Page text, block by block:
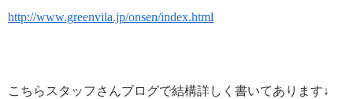
http://www.greenvila.jp/onsen/index.html
こちらスタッフさんブログで結構詳しく書いてあります↓